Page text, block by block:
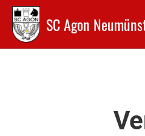
SC Agon